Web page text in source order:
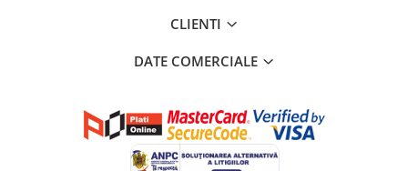
CLIENTI
DATE COMERCIALE